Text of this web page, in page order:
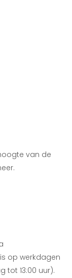
van de
op werkdagen
tot 13:00 uur).